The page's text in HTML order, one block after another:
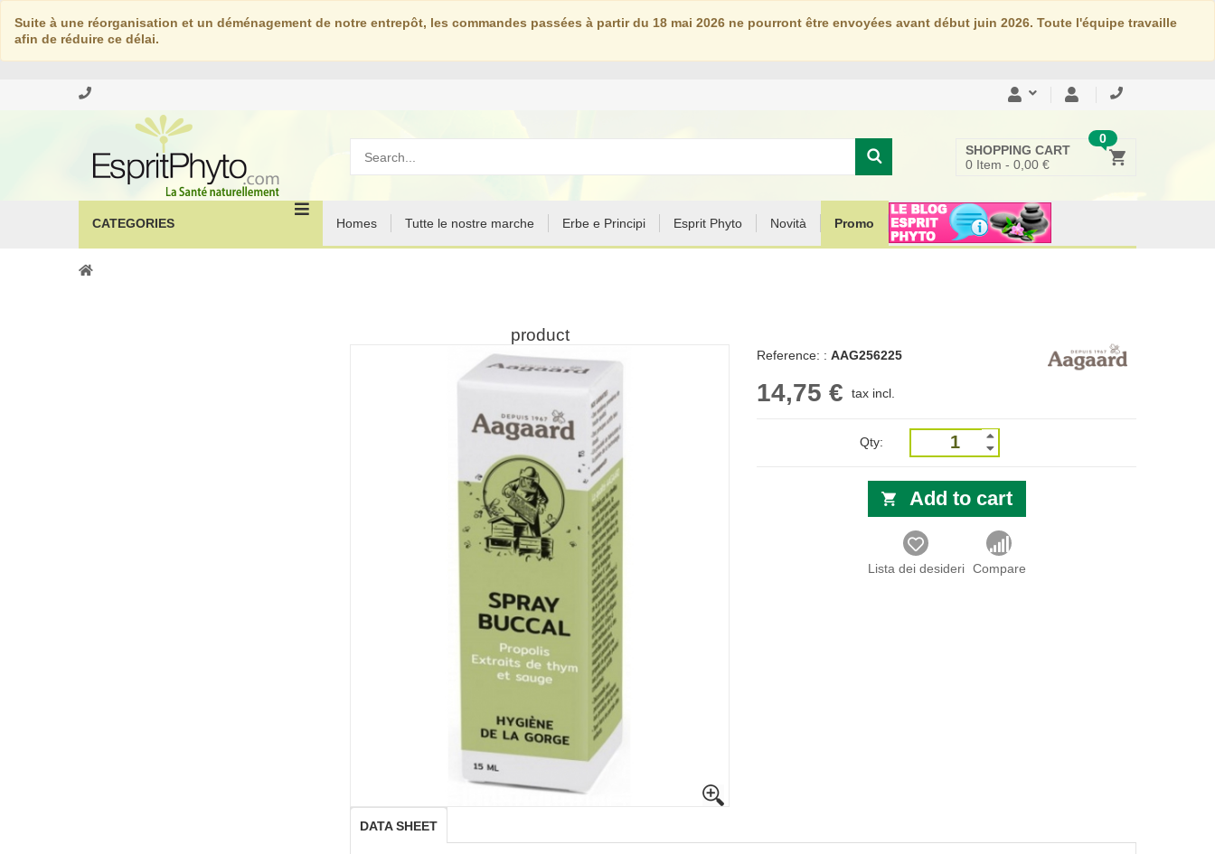
Suite à une réorganisation et un déménagement de notre entrepôt, les commandes passées à partir du 18 mai 2026 ne pourront être envoyées avant début juin 2026. Toute l'équipe travaille
afin de réduire ce délai.
0
SHOPPING CART
0 Item - 0,00 €
CATEGORIES Homes Tutte le nostre marche Erbe e Principi Esprit Phyto Novità Promo
product
Reference: : AAG256225
14,75 € tax incl.
Qty:
Add to cart
Lista dei desideri Compare
DATA SHEET